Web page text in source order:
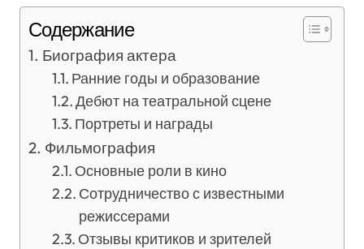
Содержание
Биография актера
Ранние годы и образование
Дебют на театральной сцене
Портреты и награды
Фильмография
Основные роли в кино
Сотрудничество с известными
режиссерами
Отзывы критиков и зрителей